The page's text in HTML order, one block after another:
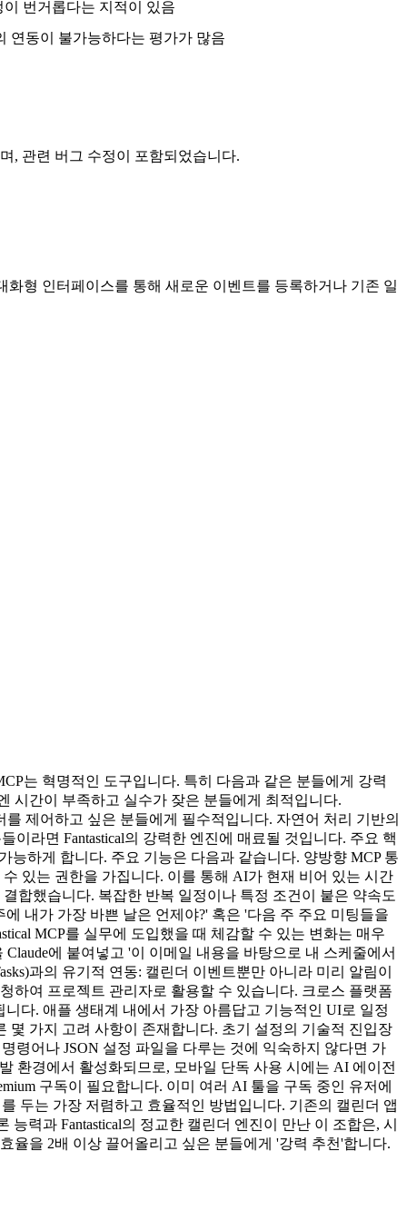
번거롭다는 지적이 있음
연동이 불가능하다는 평가가 많음
, 관련 버그 수정이 포함되었습니다.
형 인터페이스를 통해 새로운 이벤트를 등록하거나 기존 일
는 혁명적인 도구입니다. 특히 다음과 같은 분들에게 강력
시간이 부족하고 실수가 잦은 분들에게 최적입니다.
제어하고 싶은 분들에게 필수적입니다. 자연어 처리 기반의
라면 Fantastical의 강력한 엔진에 매료될 것입니다. 주요 핵
능하게 합니다. 주요 기능은 다음과 같습니다. 양방향 MCP 통
수 있는 권한을 가집니다. 이를 통해 AI가 현재 비어 있는 시간
합했습니다. 복잡한 반복 일정이나 특정 조건이 붙은 약속도
내가 가장 바쁜 날은 언제야?' 혹은 '다음 주 주요 미팅들을
MCP를 실무에 도입했을 때 체감할 수 있는 변화는 매우
에 붙여넣고 '이 이메일 내용을 바탕으로 내 스케줄에서
과의 유기적 연동: 캘린더 이벤트뿐만 아니라 미리 알림이
하여 프로젝트 관리자로 활용할 수 있습니다. 크로스 플랫폼
다. 애플 생태계 내에서 가장 아름답고 기능적인 UI로 일정
몇 가지 고려 사항이 존재합니다. 초기 설정의 기술적 진입장
령어나 JSON 설정 파일을 다루는 것에 익숙하지 않다면 가
환경에서 활성화되므로, 모바일 단독 사용 시에는 AI 에이전
구독이 필요합니다. 이미 여러 AI 툴을 구독 중인 유저에
두는 가장 저렴하고 효율적인 방법입니다. 기존의 캘린더 앱
력과 Fantastical의 정교한 캘린더 엔진이 만난 이 조합은, 시
율을 2배 이상 끌어올리고 싶은 분들에게 '강력 추천'합니다.